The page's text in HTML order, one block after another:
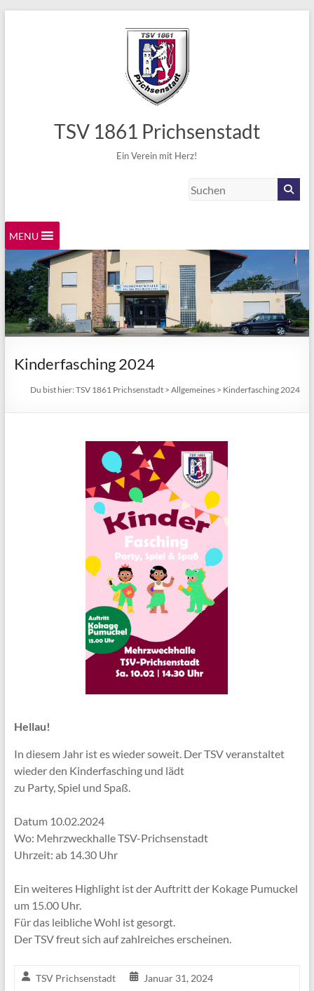
TSV 1861 Prichsenstadt
Ein Verein mit Herz!
MENU
Kinderfasching 2024
Du bist hier:TSV 1861 Prichsenstadt >Allgemeines > Kinderfasching 2024
Hellau!
In diesem Jahr ist es wieder soweit. Der TSV veranstaltet
wieder den Kinderfasching und lädt
zu Party, Spiel und Spaß.
Datum 10.02.2024
Wo: Mehrzweckhalle TSV-Prichsenstadt
Uhrzeit: ab 14.30 Uhr
Ein weiteres Highlight ist der Auftritt der Kokage Pumuckel
um 15.00 Uhr.
Für das leibliche Wohl ist gesorgt.
Der TSV freut sich auf zahlreiches erscheinen.
TSV Prichsenstadt Januar 31, 2024